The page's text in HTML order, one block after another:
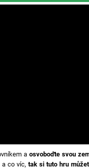
a osvoboďte svou
a co víc, tak si tuto hru